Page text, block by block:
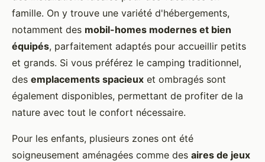
famille. On y trouve une variété d'hébergements,
notamment des mobil-homes modernes et bien
équipés, parfaitement adaptés pour accueillir petits
et grands. Si vous préférez le camping traditionnel,
des emplacements spacieux et ombragés sont
également disponibles, permettant de profiter de la
nature avec tout le confort nécessaire.
Pour les enfants, plusieurs zones ont été
soigneusement aménagées comme des aires de jeux